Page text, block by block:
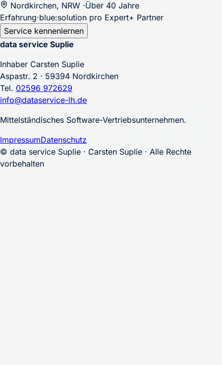
Nordkirchen, NRW ·Über 40 Jahre
Erfahrung·blue:solution pro Expert+ Partner
Service kennenlernen
data service Suplie
Inhaber Carsten Suplie
Aspastr. 2 · 59394 Nordkirchen
Tel. 02596 972629
info@dataservice-lh.de
Mittelständisches Software-Vertriebsunternehmen.
ImpressumDatenschutz
© data service Suplie · Carsten Suplie · Alle Rechte
vorbehalten